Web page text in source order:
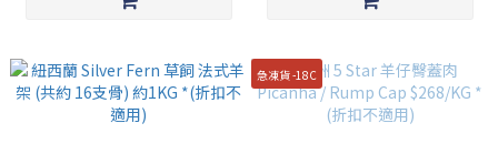
急凍貨 -18C